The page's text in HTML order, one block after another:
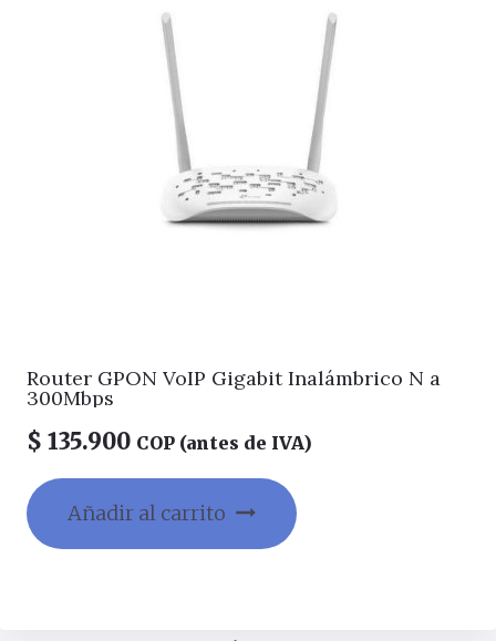
Router GPON VoIP Gigabit Inalámbrico N a
300Mbps
$ 135.900 COP (antes de IVA)
Añadir al carrito